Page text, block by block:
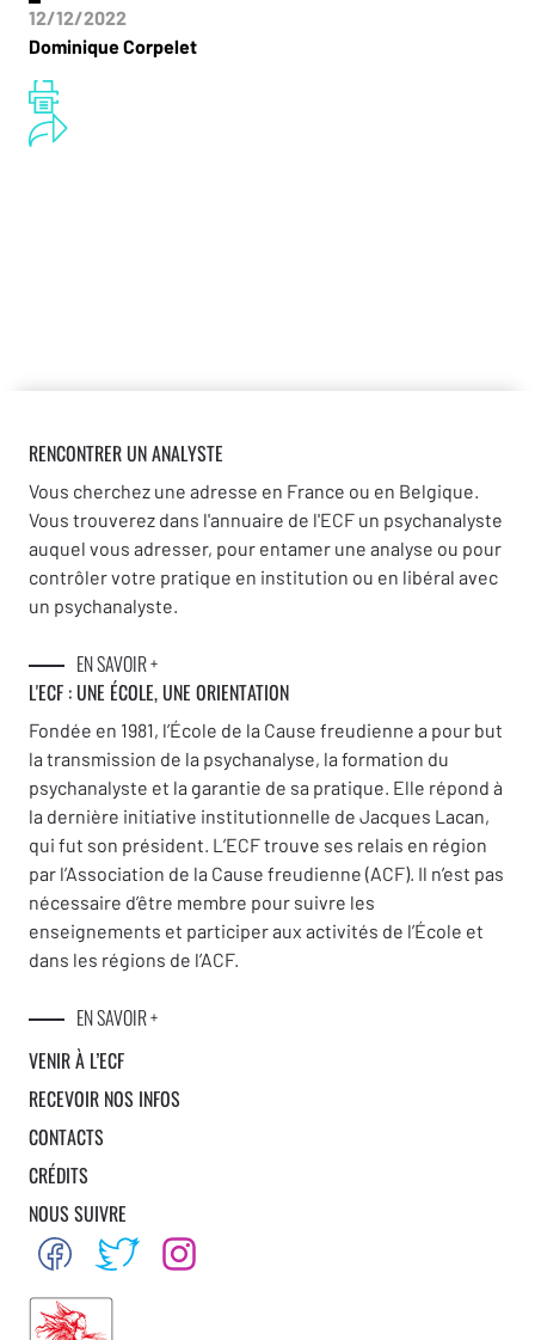
12/12/2022
Dominique Corpelet
RENCONTRER UN ANALYSTE
Vous cherchez une adresse en France ou en Belgique.
Vous trouverez dans l'annuaire de l'ECF un psychanalyste
auquel vous adresser, pour entamer une analyse ou pour
contrôler votre pratique en institution ou en libéral avec
un psychanalyste.
EN SAVOIR +
L'ECF : UNE ÉCOLE, UNE ORIENTATION
Fondée en 1981, l’École de la Cause freudienne a pour but
la transmission de la psychanalyse, la formation du
psychanalyste et la garantie de sa pratique. Elle répond à
la dernière initiative institutionnelle de Jacques Lacan,
qui fut son président. L’ECF trouve ses relais en région
par l’Association de la Cause freudienne (ACF). Il n’est pas
nécessaire d’être membre pour suivre les
enseignements et participer aux activités de l’École et
dans les régions de l’ACF.
EN SAVOIR +
VENIR À L’ECF
RECEVOIR NOS INFOS
CONTACTS
CRÉDITS
NOUS SUIVRE